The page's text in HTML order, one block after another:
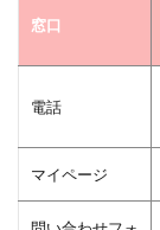
窓口
電話
マイページ